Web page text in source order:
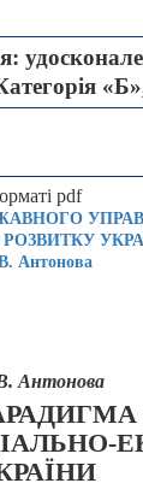
Антонова
Антонова